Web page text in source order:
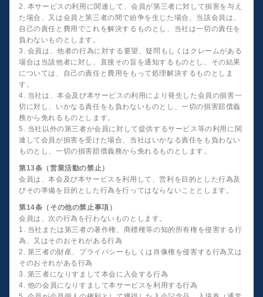
2. 本サービスの利用に関連して、会員が第三者に対して損害を与え
た場合、又は会員と第三者の間で紛争を生じた場合、当該会員は、
自己の責任と費用でこれを解決するものとし、当社は一切の責任を
負わないものとします。
3. 会員は、他者の行為に対する要望、疑問もしくはクレームがある
場合は当該他者に対し、直接その旨を通知するものとし、その結果
については、自己の責任と費用をもって処理解決するものとしま
す。
4. 当社は、本会及び本サービスの利用により発生した会員の損害一
切に対し、いかなる責任をも負わないものとし、一切の損害賠償義
務から免れるものとします。
5. 当社以外の第三者が会員に対して提供するサービス等の利用に関
連して会員が損害を受けた場合、当社はいかなる責任をも負わない
ものとし、一切の損害賠償義務から免れるものとします。
第13条（営業活動の禁止）
会員は、本会及び本サービスを利用して、営利を目的とした行為及
びその準備を目的とした行為を行ってはならないこととします。
第14条（その他の禁止事項）
会員は、次の行為を行わないものとします。
1. 当社または第三者の著作権、商標権等の知的所有権を侵害する行
為、又はそのおそれがある行為
2. 第三者の財産、プライバシーもしくは肖像権を侵害する行為又は
そのおそれがある行為
3. 第三者になりすまして本会に入会する行為
4. 他の会員になりすまして本サービスを利用する行為